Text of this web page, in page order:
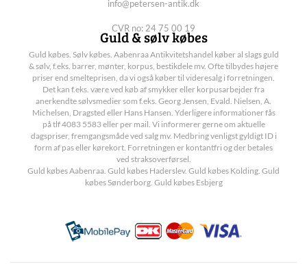
info@petersen-antik.dk
CVR no: 24 75 00 19
Guld & sølv købes
Guld købes. Sølv købes. Aabenraa Antikvitetshandel køber al slags guld
& sølv, f.eks. barrer, mønter, korpus, bestikdele mv. Ofte tilbydes højere
priser end smelteprisen, da vi også køber til videresalg i forretningen.
Det kan f.eks. være ved køb af smykker eller korpusarbejder fra
anerkendte sølvsmedier som f.eks. Georg Jensen, Evald. Nielsen, A.
Michelsen, Dragsted eller Hans Hansen. Yderligere informationer fås
på tlf 4083 5583 eller per mail. Vi informerer gerne om aktuelle
dagspriser, fremgangsmåde ved salg mv. Medbring venligst gyldigt ID i
form af pas eller kørekort. Forretningen er kontantfri og der betales
ved straksoverførsel.
Guld købes Aabenraa. Guld købes Haderslev. Guld købes Kolding. Guld
købes Sønderborg. Guld købes Esbjerg